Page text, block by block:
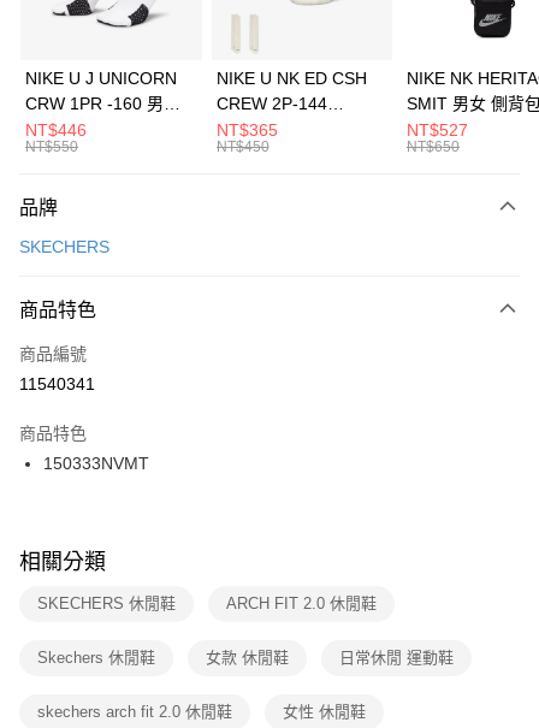
上海商業儲蓄銀行
元大商業銀行
台灣樂天信用卡公司
Apple Pay
全盈+PAY
AFTEE先享後付
【關於「AFTEE先享後付」】
便利好安心！
３．安心：先確認商品／服務後，再付款。
【「AFTEE先享後付」結帳流程】
１．於結帳方式選擇「AFTEE先享後付」後，將跳轉至「AFTEE先享後付」
２．訂單成立數日內，您將收到繳費通知簡訊。
３．收到繳費通知簡訊後14天內，點擊此簡訊中的連結，可透過四大超商／
ATM／網路銀行／等多元方式進行付款，方視為交易完成。
※ 交易是否成功請以「AFTEE先享後付 」之結帳頁面顯示為準，若有關於
是否繳費成功／繳費後需取消欲退款等相關疑問，請聯繫「AFTEE先享後付
客戶支援中心」 https://netprotections.freshdesk.com/support/home
１．透過由恩沛科技股份有限公司提供之「AFTEE先享後付」服務完成之交
權轉讓予恩沛科技股份有限公司。
運送方式
每筆NT$100，滿NT$1,500(含以上)免運費
宅配
每筆NT$100，滿NT$1,500(含以上)免運費
付款後門市自取
每筆NT$100，滿NT$1,500(含以上)免運費
NIKE U J UNICORN
CRW 1PR -160 男女
中統襪 FZ3393100
NT$446
NT$550
NIKE U NK ED CSH
CREW 2P-144
EMBRDY 男女 短統襪
FZ3073133
NT$365
NT$450
NIKE NK
SMIT 男女 側背
BA5871010
NT$527
NT$650
品牌
SKECHERS
商品特色
商品編號
11540341
商品特色
150333NVMT
相關分類
SKECHERS 休閒鞋 ARCH FIT 2.0 休閒鞋
Skechers 休閒鞋 女款 休閒鞋 日常休閒 運動鞋
skechers arch fit 2.0 休閒鞋 女性 休閒鞋